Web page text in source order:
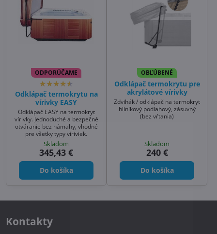
ODPORÚČAME
Odklápač termokrytu na
vírivky EASY
Odklápač EASY na termokryt
vírivky. Jednoduché a bezpečné
otváranie bez námahy, vhodné
pre všetky typy víriviek.
Skladom
345,43 €
Do košíka
OBĽÚBENÉ
Odklápač termokrytu pre
akrylátové vírivky
Zdvihák / odklápač na termokryt
hliníkový podlahový, zásuvný
(bez vŕtania)
Skladom
240 €
Do košíka
Kontakty